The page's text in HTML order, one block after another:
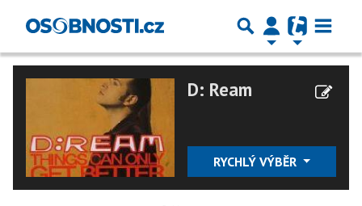
D: Ream
RYCHLÝ VÝBĚR